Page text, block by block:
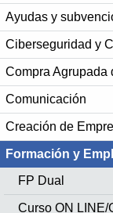
Ayudas y
Ciberseguridad y
Compra Agrupada
Comunicación
Creación de
Formación y
FP Dual
Curso ON LINE/